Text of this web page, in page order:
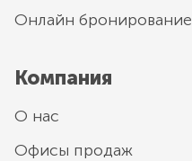
Онлайн бронирование
Компания
О нас
Офисы продаж